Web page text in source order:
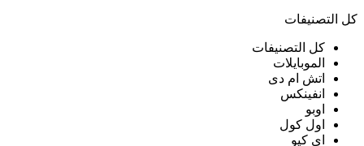
كل التصنيفات
كل التصنيفات
الموبايلات
اتش ام دى
انفينكس
اوبو
اول كول
اي كيو